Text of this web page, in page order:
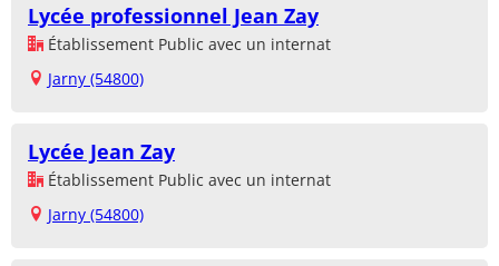
Lycée professionnel Jean Zay
Établissement Public avec un internat
Jarny (54800)
Lycée Jean Zay
Établissement Public avec un internat
Jarny (54800)